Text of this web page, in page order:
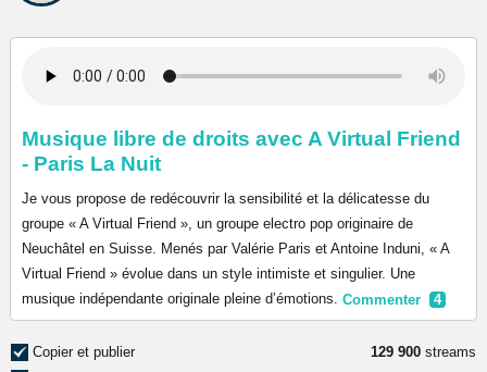
Musique libre de droits avec A Virtual Friend
- Paris La Nuit
Je vous propose de redécouvrir la sensibilité et la délicatesse du
groupe « A Virtual Friend », un groupe electro pop originaire de
Neuchâtel en Suisse. Menés par Valérie Paris et Antoine Induni, « A
Virtual Friend » évolue dans un style intimiste et singulier. Une
musique indépendante originale pleine d’émotions. Commenter 4
Copier et publier
129 900 streams